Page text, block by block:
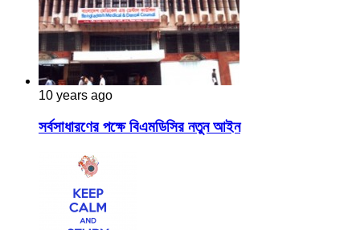
10 years ago
সর্বসাধারণের পক্ষে বিএমডিসির নতুন আইন